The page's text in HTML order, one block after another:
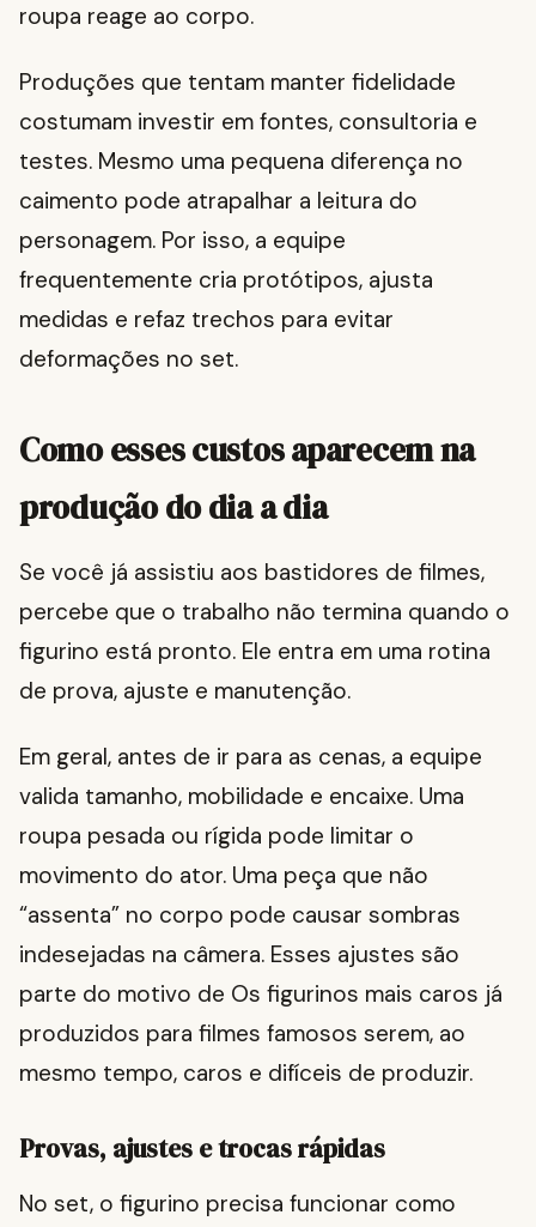
roupa reage ao corpo.
Produções que tentam manter fidelidade
costumam investir em fontes, consultoria e
testes. Mesmo uma pequena diferença no
caimento pode atrapalhar a leitura do
personagem. Por isso, a equipe
frequentemente cria protótipos, ajusta
medidas e refaz trechos para evitar
deformações no set.
Como esses custos aparecem na
produção do dia a dia
Se você já assistiu aos bastidores de filmes,
percebe que o trabalho não termina quando o
figurino está pronto. Ele entra em uma rotina
de prova, ajuste e manutenção.
Em geral, antes de ir para as cenas, a equipe
valida tamanho, mobilidade e encaixe. Uma
roupa pesada ou rígida pode limitar o
movimento do ator. Uma peça que não
“assenta” no corpo pode causar sombras
indesejadas na câmera. Esses ajustes são
parte do motivo de Os figurinos mais caros já
produzidos para filmes famosos serem, ao
mesmo tempo, caros e difíceis de produzir.
Provas, ajustes e trocas rápidas
No set, o figurino precisa funcionar como